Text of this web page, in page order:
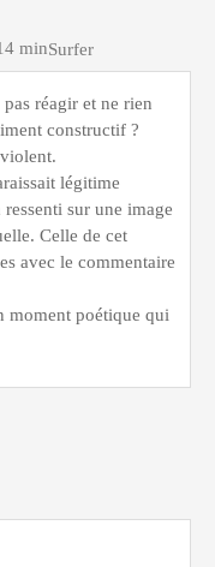
Surfer
min
réagir et ne rien
constructif ?
légitime
sur une image
Celle de cet
avec le commentaire
moment poétique qui